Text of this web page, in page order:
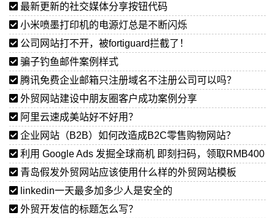
最新更新的社交媒体分享按钮代码
小米喷墨打印机的电源灯总是不断闪烁
公司网站打不开，被fortiguard拦截了！
骗子钓鱼邮件案例样式
腾讯免费企业邮箱只注册域名不注册公司可以吗？
外贸网站建设中朋友圈客户成功案例分享
阿里云速成美站好不好用？
企业网站（B2B）如何改造成B2C零售购物网站？
利用 Google Ads 发掘全球商机 即刻扫码，领取RMB400
广告优惠券
青岛假发外贸网站应该使用什么样的外贸网站模板
linkedin一天最多加多少人是安全的
外贸开发信的标题怎么写？